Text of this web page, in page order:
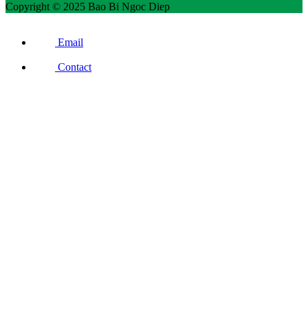
Copyright © 2025 Bao Bi Ngoc Diep
Email
Contact